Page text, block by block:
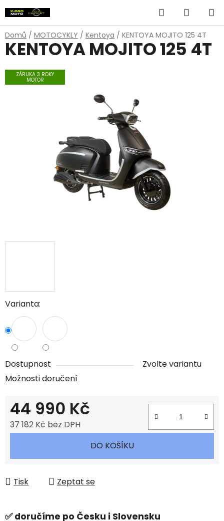
na
obsah
Hledat
KOŠÍK
Domů / MOTOCYKLY / Kentoya / KENTOYA MOJITO 125 4T
Varianta:
Dostupnost
Zvolte variantu
Možnosti doručení
44 990 Kč
37 182 Kč bez DPH
DO KOŠÍKU
Tisk Zeptat se
KENTOYA MOJITO 125 4T
ZÁRUKA 3 ROKY
MOTOR
✅ doručíme po Česku i Slovensku